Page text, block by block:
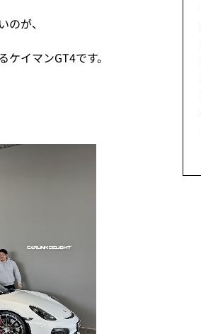
が、
イマンGT4です。